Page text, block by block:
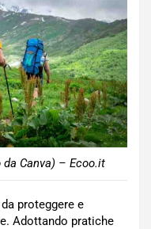
Canva) – Ecoo.it
da proteggere e
Adottando pratiche